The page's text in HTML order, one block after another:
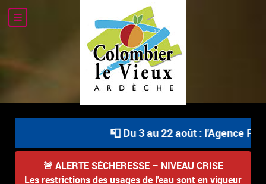
📮 Du 3 au 22 août : l'Agence
🚨 ALERTE SÉCHERESSE – NIVEAU CRISE
Les restrictions des usages de l'eau sont en vigueur